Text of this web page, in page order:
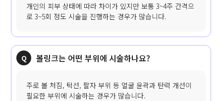
개인의 피부 상태에 따라 차이가 있지만 보통 3~4주 간격으
로 3~5회 정도 시술을 진행하는 경우가 많습니다.
볼링크는 어떤 부위에 시술하나요?
주로 볼 처짐, 턱선, 팔자 부위 등 얼굴 윤곽과 탄력 개선이
필요한 부위에 시술하는 경우가 많습니다.